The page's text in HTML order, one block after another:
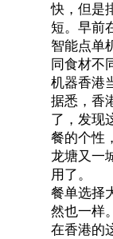
快，但是
短。早前
智能点单
同食材不
机器香港
据悉，香
了，发现
餐的个性
龙塘又一
用了。
餐单选择
然也一样。
在香港的